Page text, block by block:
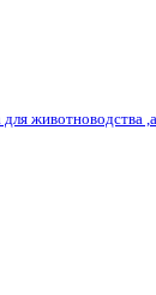
животноводства